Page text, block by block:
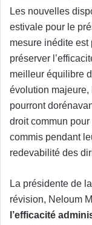
Les nouvelles
estivale pour le
mesure inédite est
préserver
meilleur équilibre
évolution majeure,
pourront
droit commun
commis pendant
redevabilité des
La présidente de
révision, Neloum
l’efficacité